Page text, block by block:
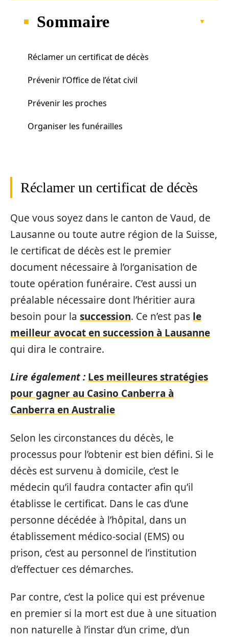
Sommaire
Réclamer un certificat de décès
Prévenir l’Office de l’état civil
Prévenir les proches
Organiser les funérailles
Réclamer un certificat de décès
Que vous soyez dans le canton de Vaud, de
Lausanne ou toute autre région de la Suisse,
le certificat de décès est le premier
document nécessaire à l’organisation de
toute opération funéraire. C’est aussi un
préalable nécessaire dont l’héritier aura
besoin pour la succession. Ce n’est pas le
meilleur avocat en succession à Lausanne
qui dira le contraire.
Lire également : Les meilleures stratégies
pour gagner au Casino Canberra à
Canberra en Australie
Selon les circonstances du décès, le
processus pour l’obtenir est bien défini. Si le
décès est survenu à domicile, c’est le
médecin qu’il faudra contacter afin qu’il
établisse le certificat. Dans le cas d’une
personne décédée à l’hôpital, dans un
établissement médico-social (EMS) ou
prison, c’est au personnel de l’institution
d’effectuer ces démarches.
Par contre, c’est la police qui est prévenue
en premier si la mort est due à une situation
non naturelle à l’instar d’un crime, d’un